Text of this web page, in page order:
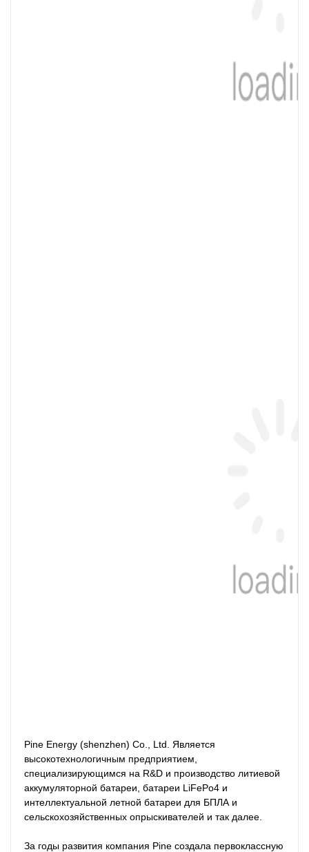
Pine Energy (shenzhen) Co., Ltd. Является
высокотехнологичным предприятием,
специализирующимся на R&D и производство литиевой
аккумуляторной батареи, батареи LiFePo4 и
интеллектуальной летной батареи для БПЛА и
сельскохозяйственных опрыскивателей и так далее.
За годы развития компания Pine создала первоклассную